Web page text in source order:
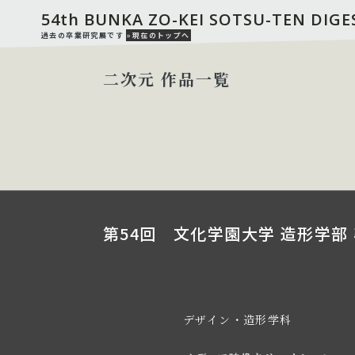
54th BUNKA ZO-KEI SOTSU-TEN
過去の卒業研究展です »現在のトップへ
二次元 作品一覧
第54回 文化学園大学 造形学部
デザイン・造形学科